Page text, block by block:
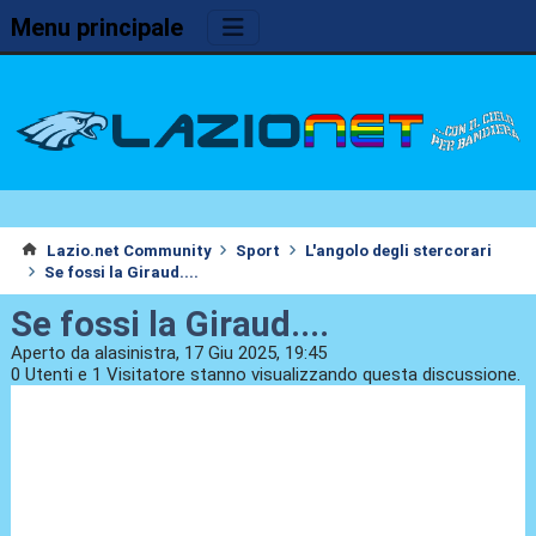
Menu principale
Lazio.net Community Sport
L'angolo degli stercorari
Se fossi la Giraud....
Se fossi la Giraud....
Aperto da alasinistra, 17 Giu 2025, 19:45
0 Utenti e 1 Visitatore stanno visualizzando questa discussione.